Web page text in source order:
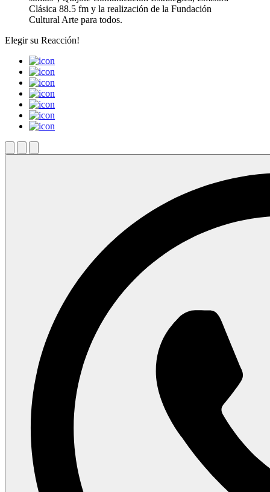
Clásica 88.5 fm y la realización de la Fundación
Cultural Arte para todos.
Elegir su Reacción!